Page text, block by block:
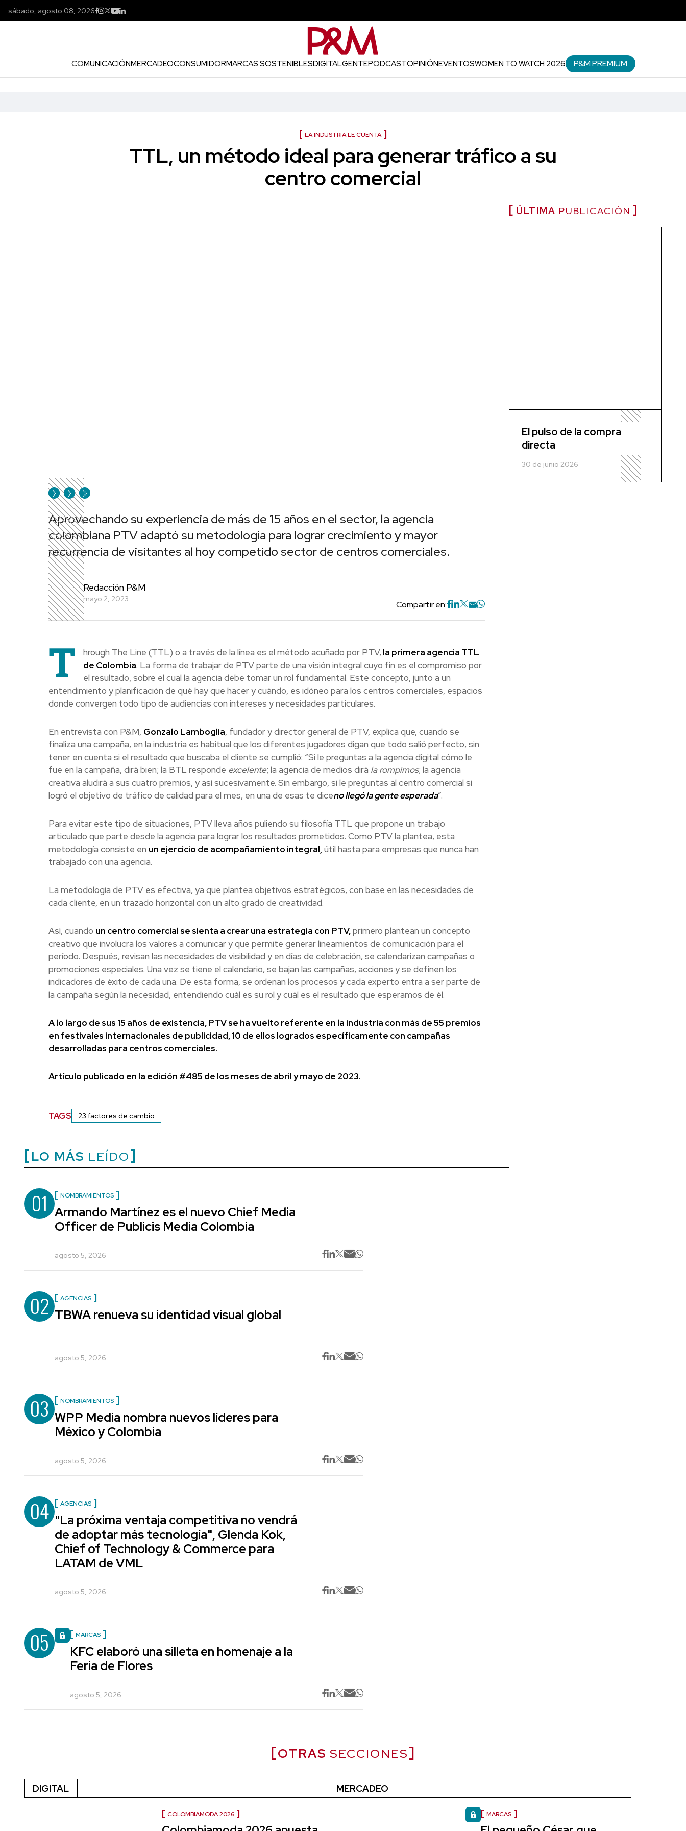
sábado, agosto 08, 2026
COMUNICACIÓNMERCADEOCONSUMIDORMARCAS SOSTENIBLESDIGITALGENTEPODCASTOPINIÓNEVENTOSWOMEN TO WATCH 2026 P&M PREMIUM
LA INDUSTRIA LE CUENTA
TTL, un método ideal para generar tráfico a su
centro comercial
Aprovechando su experiencia de más de 15 años en el sector, la agencia
colombiana PTV adaptó su metodología para lograr crecimiento y mayor
recurrencia de visitantes al hoy competido sector de centros comerciales.
Redacción P&M
mayo 2, 2023
Compartir en:
T hrough The Line (TTL) o a través de la línea es el método acuñado por PTV, la primera agencia TTL
de Colombia. La forma de trabajar de PTV parte de una visión integral cuyo fin es el compromiso por
el resultado, sobre el cual la agencia debe tomar un rol fundamental. Este concepto, junto a un
entendimiento y planificación de qué hay que hacer y cuándo, es idóneo para los centros comerciales, espacios
donde convergen todo tipo de audiencias con intereses y necesidades particulares.
En entrevista con P&M, Gonzalo Lamboglia, fundador y director general de PTV, explica que, cuando se
finaliza una campaña, en la industria es habitual que los diferentes jugadores digan que todo salió perfecto, sin
tener en cuenta si el resultado que buscaba el cliente se cumplió: “Si le preguntas a la agencia digital cómo le
fue en la campaña, dirá bien; la BTL responde excelente; la agencia de medios dirá la rompimos; la agencia
creativa aludirá a sus cuatro premios, y así sucesivamente. Sin embargo, si le preguntas al centro comercial si
logró el objetivo de tráfico de calidad para el mes, en una de esas te diceno llegó la gente esperada”.
Para evitar este tipo de situaciones, PTV lleva años puliendo su filosofía TTL que propone un trabajo
articulado que parte desde la agencia para lograr los resultados prometidos. Como PTV la plantea, esta
metodología consiste en un ejercicio de acompañamiento integral,útil hasta para empresas que nunca han
trabajado con una agencia.
La metodología de PTV es efectiva, ya que plantea objetivos estratégicos, con base en las necesidades de
cada cliente, en un trazado horizontal con un alto grado de creatividad.
Así, cuando un centro comercial se sienta a crear una estrategia con PTV,primero plantean un concepto
creativo que involucra los valores a comunicar y que permite generar lineamientos de comunicación para el
período. Después, revisan las necesidades de visibilidad y en días de celebración, se calendarizan campañas o
promociones especiales. Una vez se tiene el calendario, se bajan las campañas, acciones y se definen los
indicadores de éxito de cada una. De esta forma, se ordenan los procesos y cada experto entra a ser parte de
la campaña según la necesidad, entendiendo cuál es su rol y cuál es el resultado que esperamos de él.
A lo largo de sus 15 años de existencia, PTV se ha vuelto referente en la industria con más de 55 premios
en festivales internacionales de publicidad, 10 de ellos logrados específicamente con campañas
desarrolladas para centros comerciales.
Artículo publicado en la edición #485 de los meses de abril y mayo de 2023.
TAGS 23 factores de cambio
LO MÁS LEÍDO
01 NOMBRAMIENTOS
Armando Martínez es el nuevo Chief Media
Officer de Publicis Media Colombia
agosto 5, 2026
02 AGENCIAS
TBWA renueva su identidad visual global
agosto 5, 2026
03 NOMBRAMIENTOS
WPP Media nombra nuevos líderes para
México y Colombia
agosto 5, 2026
04 AGENCIAS
"La próxima ventaja competitiva no vendrá
de adoptar más tecnología", Glenda Kok,
Chief of Technology & Commerce para
LATAM de VML
agosto 5, 2026
05 MARCAS
KFC elaboró una silleta en homenaje a la
Feria de Flores
agosto 5, 2026
ÚLTIMA PUBLICACIÓN
El pulso de la compra
directa
30 de junio 2026
OTRAS SECCIONES
DIGITAL
COLOMBIAMODA 2026
MERCADEO
MARCAS